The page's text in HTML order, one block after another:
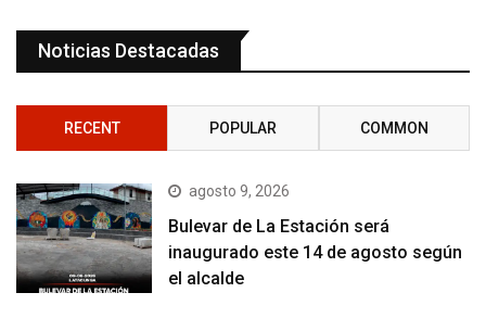
Noticias Destacadas
RECENT POPULAR COMMON
agosto 9, 2026
Bulevar de La Estación será
inaugurado este 14 de agosto según
el alcalde